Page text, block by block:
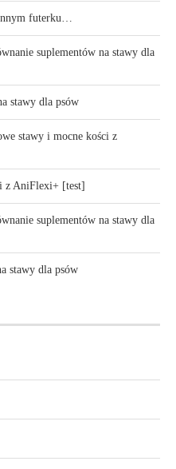
futerku…
suplementów na stawy dla
stawy dla psów
stawy i mocne kości z
z AniFlexi+ [test]
suplementów na stawy dla
stawy dla psów